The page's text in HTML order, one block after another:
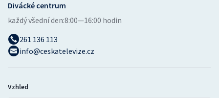
Divácké centrum
každý všední den:8:00—16:00 hodin
261 136 113
info@ceskatelevize.cz
Vzhled